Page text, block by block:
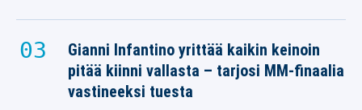
Gianni Infantino yrittää kaikin keinoin
pitää kiinni vallasta – tarjosi MM-finaalia
vastineeksi tuesta